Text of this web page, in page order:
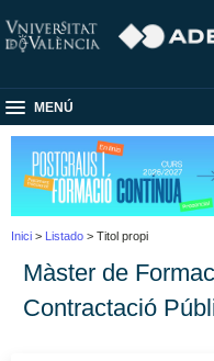
MENÚ
Inici > Listado > Titol propi
Màster de
Contractació